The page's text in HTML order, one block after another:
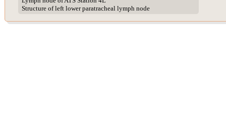
Structure of left lower paratracheal lymph node